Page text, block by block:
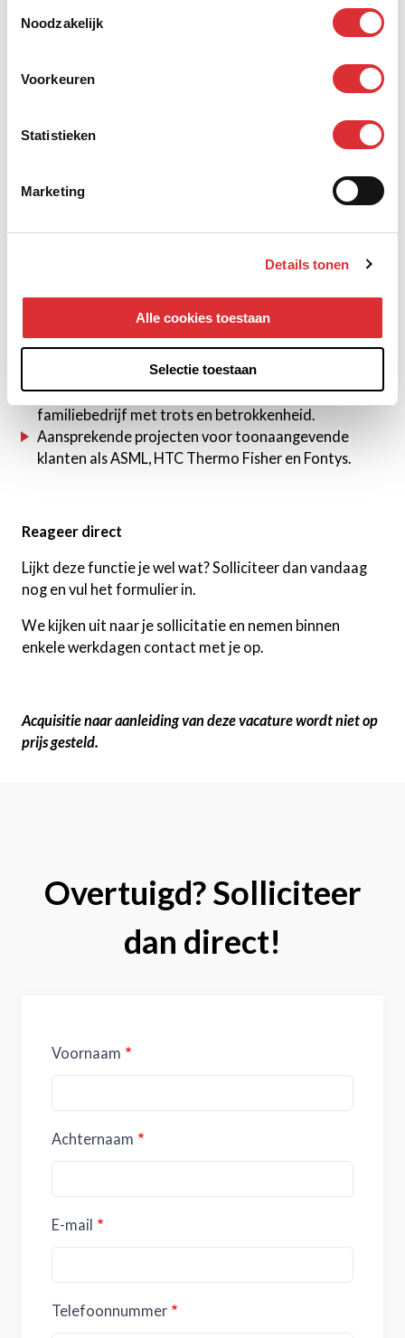
Noodzakelijk
Voorkeuren
Statistieken
Marketing
Details tonen
Alle cookies toestaan
Selectie toestaan
Communicatief vaardig en in staat om met
Proactieve en oplossingsgerichte werkhouding.
Goede beheersing van de Nederlandse taal.
verwachten:
Een pensioenregeling conform de cao Technisch
voor opleidingen en cursussen.
Bedrijfsmiddelen zoals een laptop/tablet en
Een fijne werksfeer binnen een authentiek
familiebedrijf met trots en betrokkenheid.
Aansprekende projecten voor toonaangevende
klanten als ASML, HTC Thermo Fisher en Fontys.
Reageer direct
Lijkt deze functie je wel wat? Solliciteer dan vandaag
nog en vul het formulier in.
We kijken uit naar je sollicitatie en nemen binnen
enkele werkdagen contact met je op.
Acquisitie naar aanleiding van deze vacature wordt niet op
prijs gesteld.
Overtuigd? Solliciteer
dan direct!
Voornaam
Achternaam
E-mail
Telefoonnummer